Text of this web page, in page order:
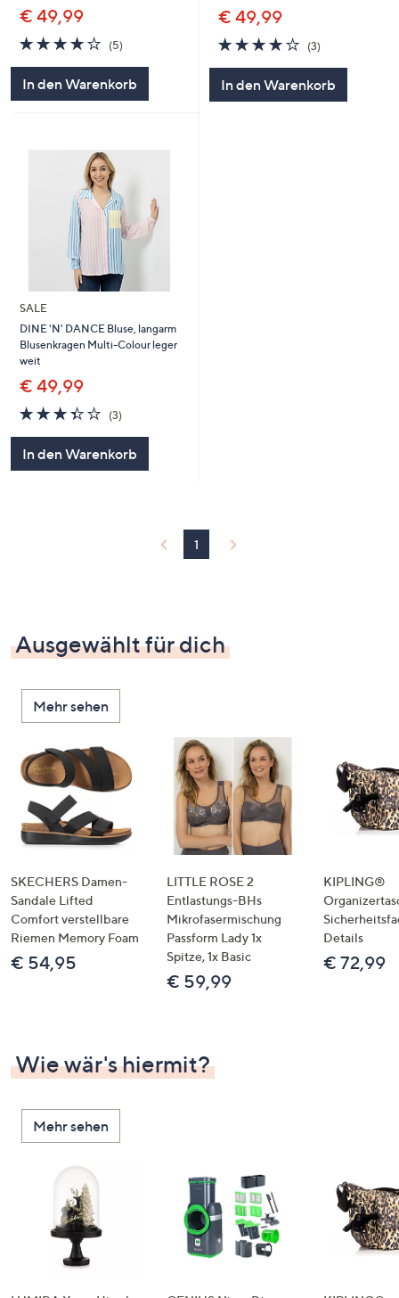
€ 49,99
4.0
von
(5)5
In den Warenkorb
€ 49,99
3.7
von
(3)3
In den Warenkorb
SALE
DINE 'N' DANCE Bluse, langarm
Blusenkragen Multi-Colour leger
weit
€ 49,99
3.3
von
(3)3
In den Warenkorb
1
Ausgewählt für dich
Mehr sehen
SKECHERS Damen-
Sandale Lifted
Comfort verstellbare
Riemen Memory Foam
€ 54,95
LITTLE ROSE 2
Entlastungs-BHs
Mikrofasermischung
Passform Lady 1x
Spitze, 1x Basic
€ 59,99
KIPLING®
Details
€ 72,99
Wie wär's hiermit?
Mehr sehen